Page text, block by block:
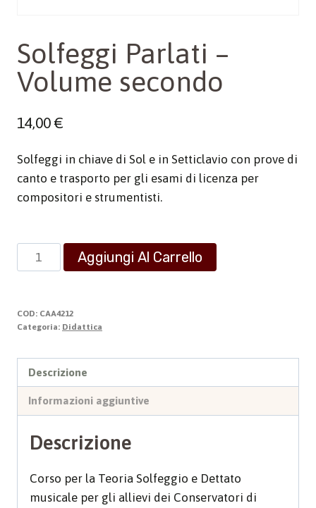
Solfeggi Parlati –
Volume secondo
14,00€
Solfeggi in chiave di Sol e in Setticlavio con prove di
canto e trasporto per gli esami di licenza per
compositori e strumentisti.
Solfeggi
Parlati
Volume
secondo
Aggiungi Al Carrello
COD: CAA4212
Categoria: Didattica
Descrizione
Informazioni aggiuntive
Descrizione
Corso per la Teoria Solfeggio e Dettato
musicale per gli allievi dei Conservatori di